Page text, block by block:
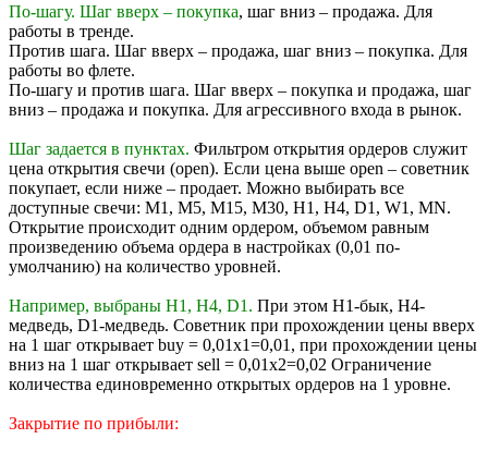
По-шагу. Шаг вверх – покупка, шаг вниз – продажа. Для
работы в тренде.
Против шага. Шаг вверх – продажа, шаг вниз – покупка. Для
работы во флете.
По-шагу и против шага. Шаг вверх – покупка и продажа, шаг
вниз – продажа и покупка. Для агрессивного входа в рынок.
Шаг задается в пунктах. Фильтром открытия ордеров служит
цена открытия свечи (open). Если цена выше open – советник
покупает, если ниже – продает. Можно выбирать все
доступные свечи: M1, M5, M15, M30, H1, H4, D1, W1, MN.
Открытие происходит одним ордером, объемом равным
произведению объема ордера в настройках (0,01 по-
умолчанию) на количество уровней.
Например, выбраны H1, H4, D1. При этом H1-бык, H4-
медведь, D1-медведь. Советник при прохождении цены вверх
на 1 шаг открывает buy = 0,01х1=0,01, при прохождении цены
вниз на 1 шаг открывает sell = 0,01х2=0,02 Ограничение
количества единовременно открытых ордеров на 1 уровне.
Закрытие по прибыли: